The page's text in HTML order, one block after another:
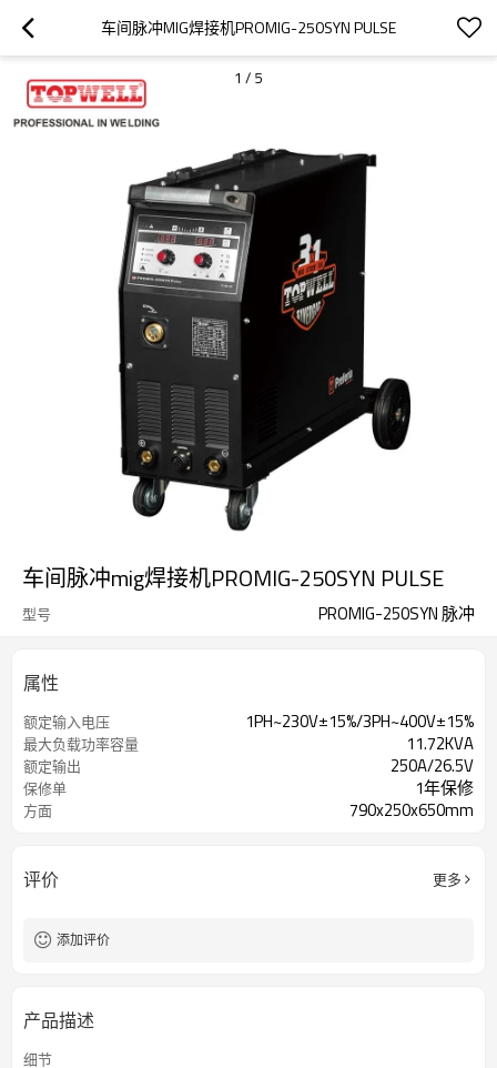
车间脉冲MIG焊接机PROMIG-250SYN PULSE
1 / 5
车间脉冲mig焊接机PROMIG-250SYN PULSE
型号 PROMIG-250SYN 脉冲
属性
额定输入电压 1PH~230V±15%/3PH~400V±15%
最大负载功率容量 11.72KVA
额定输出 250A/26.5V
保修单 1年保修
方面 790x250x650mm
评价 更多
添加评价
产品描述
细节